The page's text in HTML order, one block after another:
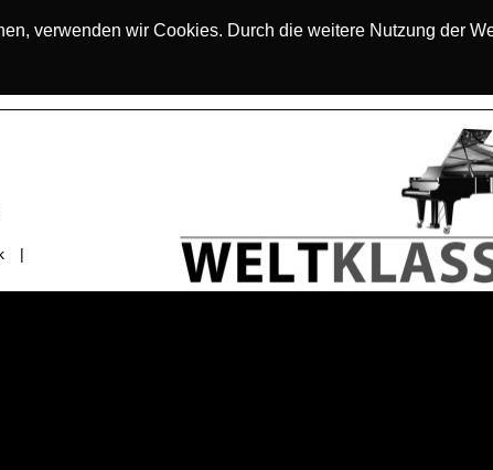
verwenden wir Cookies. Durch die weitere Nutzung der
|